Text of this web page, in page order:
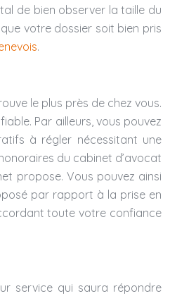
de bien observer la taille du
votre dossier soit bien pris
.
le plus près de chez vous.
Par ailleurs, vous pouvez
à régler nécessitant une
du cabinet d’avocat
propose. Vous pouvez ainsi
par rapport à la prise en
toute votre confiance
service qui saura répondre